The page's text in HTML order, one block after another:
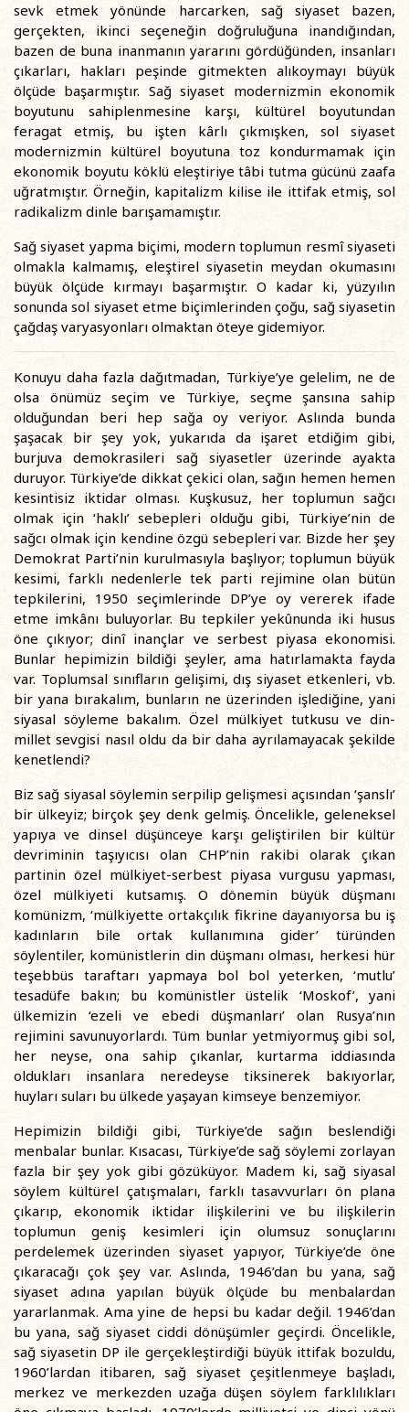
sevk etmek yönünde harcarken, sağ siyaset bazen,
gerçekten, ikinci seçeneğin doğruluğuna inandığından,
bazen de buna inanmanın yararını gördüğünden, insanları
çıkarları, hakları peşinde gitmekten alıkoymayı büyük
ölçüde başarmıştır. Sağ siyaset modernizmin ekonomik
boyutunu sahiplenmesine karşı, kültürel boyutundan
feragat etmiş, bu işten kârlı çıkmışken, sol siyaset
modernizmin kültürel boyutuna toz kondurmamak için
ekonomik boyutu köklü eleştiriye tâbi tutma gücünü zaafa
uğratmıştır. Örneğin, kapitalizm kilise ile ittifak etmiş, sol
radikalizm dinle barışamamıştır.
Sağ siyaset yapma biçimi, modern toplumun resmî siyaseti
olmakla kalmamış, eleştirel siyasetin meydan okumasını
büyük ölçüde kırmayı başarmıştır. O kadar ki, yüzyılın
sonunda sol siyaset etme biçimlerinden çoğu, sağ siyasetin
çağdaş varyasyonları olmaktan öteye gidemiyor.
Konuyu daha fazla dağıtmadan, Türkiye’ye gelelim, ne de
olsa önümüz seçim ve Türkiye, seçme şansına sahip
olduğundan beri hep sağa oy veriyor. Aslında bunda
şaşacak bir şey yok, yukarıda da işaret etdiğim gibi,
burjuva demokrasileri sağ siyasetler üzerinde ayakta
duruyor. Türkiye’de dikkat çekici olan, sağın hemen hemen
kesintisiz iktidar olması. Kuşkusuz, her toplumun sağcı
olmak için ‘haklı’ sebepleri olduğu gibi, Türkiye’nin de
sağcı olmak için kendine özgü sebepleri var. Bizde her şey
Demokrat Parti’nin kurulmasıyla başlıyor; toplumun büyük
kesimi, farklı nedenlerle tek parti rejimine olan bütün
tepkilerini, 1950 seçimlerinde DP’ye oy vererek ifade
etme imkânı buluyorlar. Bu tepkiler yekûnunda iki husus
öne çıkıyor; dinî inançlar ve serbest piyasa ekonomisi.
Bunlar hepimizin bildiği şeyler, ama hatırlamakta fayda
var. Toplumsal sınıfların gelişimi, dış siyaset etkenleri, vb.
bir yana bırakalım, bunların ne üzerinden işlediğine, yani
siyasal söyleme bakalım. Özel mülkiyet tutkusu ve din-
millet sevgisi nasıl oldu da bir daha ayrılamayacak şekilde
kenetlendi?
Biz sağ siyasal söylemin serpilip gelişmesi açısından ‘şanslı’
bir ülkeyiz; birçok şey denk gelmiş. Öncelikle, geleneksel
yapıya ve dinsel düşünceye karşı geliştirilen bir kültür
devriminin taşıyıcısı olan CHP’nin rakibi olarak çıkan
partinin özel mülkiyet-serbest piyasa vurgusu yapması,
özel mülkiyeti kutsamış. O dönemin büyük düşmanı
komünizm, ‘mülkiyette ortakçılık fikrine dayanıyorsa bu iş
kadınların bile ortak kullanımına gider’ türünden
söylentiler, komünistlerin din düşmanı olması, herkesi hür
teşebbüs taraftarı yapmaya bol bol yeterken, ‘mutlu’
tesadüfe bakın; bu komünistler üstelik ‘Moskof’, yani
ülkemizin ‘ezeli ve ebedi düşmanları’ olan Rusya’nın
rejimini savunuyorlardı. Tüm bunlar yetmiyormuş gibi sol,
her neyse, ona sahip çıkanlar, kurtarma iddiasında
oldukları insanlara neredeyse tiksinerek bakıyorlar,
huyları suları bu ülkede yaşayan kimseye benzemiyor.
Hepimizin bildiği gibi, Türkiye’de sağın beslendiği
menbalar bunlar. Kısacası, Türkiye’de sağ söylemi zorlayan
fazla bir şey yok gibi gözüküyor. Madem ki, sağ siyasal
söylem kültürel çatışmaları, farklı tasavvurları ön plana
çıkarıp, ekonomik iktidar ilişkilerini ve bu ilişkilerin
toplumun geniş kesimleri için olumsuz sonuçlarını
perdelemek üzerinden siyaset yapıyor, Türkiye’de öne
çıkaracağı çok şey var. Aslında, 1946’dan bu yana, sağ
siyaset adına yapılan büyük ölçüde bu menbalardan
yararlanmak. Ama yine de hepsi bu kadar değil. 1946’dan
bu yana, sağ siyaset ciddi dönüşümler geçirdi. Öncelikle,
sağ siyasetin DP ile gerçekleştirdiği büyük ittifak bozuldu,
1960’lardan itibaren, sağ siyaset çeşitlenmeye başladı,
merkez ve merkezden uzağa düşen söylem farklılıkları